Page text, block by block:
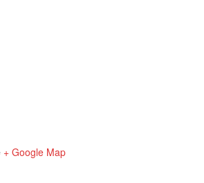
+ Google Map